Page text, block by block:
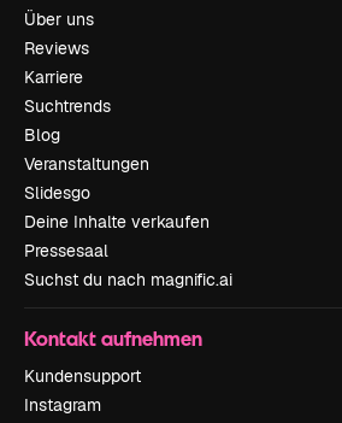
Über uns
Reviews
Karriere
Suchtrends
Blog
Veranstaltungen
Slidesgo
Deine Inhalte verkaufen
Pressesaal
Suchst du nach magnific.ai
Kontakt aufnehmen
Kundensupport
Instagram